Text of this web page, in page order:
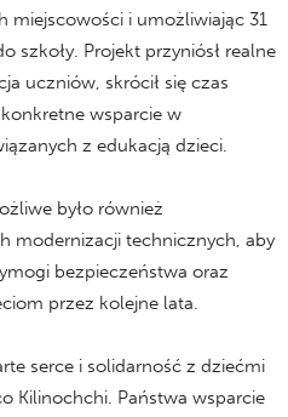
miejscowości i umożliwiając 31
szkoły. Projekt przyniósł realne
uczniów, skrócił się czas
wsparcie w
z edukacją dzieci.
było również
modernizacji technicznych, aby
bezpieczeństwa oraz
przez kolejne lata.
serce i solidarność z dziećmi
Kilinochchi. Państwa wsparcie